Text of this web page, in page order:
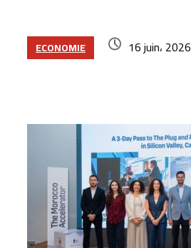
ECONOMIE 16 juin، 2026